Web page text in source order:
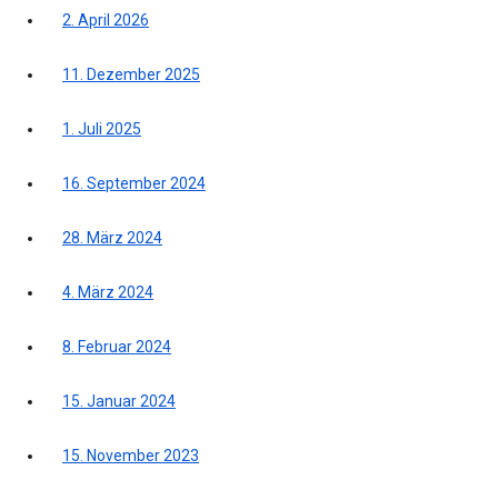
2. April 2026
11. Dezember 2025
1. Juli 2025
16. September 2024
28. März 2024
4. März 2024
8. Februar 2024
15. Januar 2024
15. November 2023